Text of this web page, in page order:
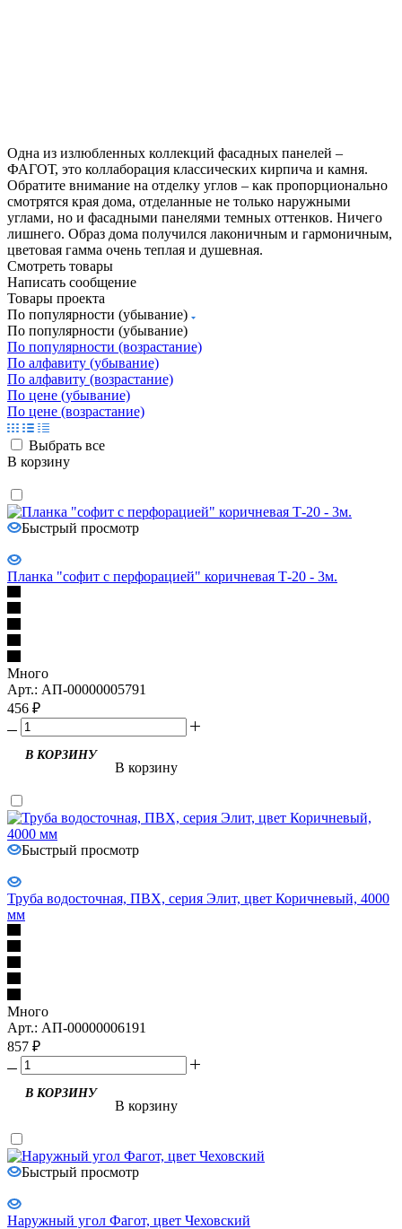
Одна из излюбленных коллекций фасадных панелей –
ФАГОТ, это коллаборация классических кирпича и камня.
Обратите внимание на отделку углов – как пропорционально
смотрятся края дома, отделанные не только наружными
углами, но и фасадными панелями темных оттенков. Ничего
лишнего. Образ дома получился лаконичным и гармоничным,
цветовая гамма очень теплая и душевная.
Смотреть товары
Написать сообщение
Товары проекта
По популярности (убывание)
По популярности (убывание)
По популярности (возрастание)
По алфавиту (убывание)
По алфавиту (возрастание)
По цене (убывание)
По цене (возрастание)
Выбрать все
В корзину
Быстрый просмотр
Планка "софит с перфорацией" коричневая Т-20 - 3м.
Много
Арт.: АП-00000005791
456 ₽
В корзину
Быстрый просмотр
Труба водосточная, ПВХ, серия Элит, цвет Коричневый, 4000
мм
Много
Арт.: АП-00000006191
857 ₽
В корзину
Быстрый просмотр
Наружный угол Фагот, цвет Чеховский